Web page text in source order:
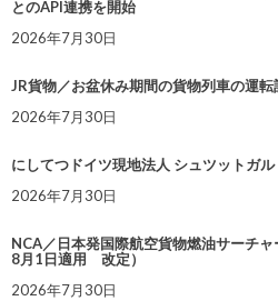
とのAPI連携を開始
2026年7月30日
JR貨物／お盆休み期間の貨物列車の運転
2026年7月30日
にしてつドイツ現地法人 シュツットガ
2026年7月30日
NCA／日本発国際航空貨物燃油サーチ
8月1日適用 改定）
2026年7月30日